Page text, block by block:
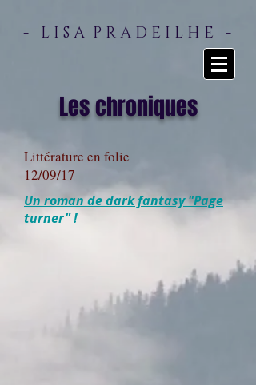
- L I S A P R A D E I L H E -
Les chroniques
Littérature en folie
12/09/17
Un roman de dark fantasy "Page
turner" !